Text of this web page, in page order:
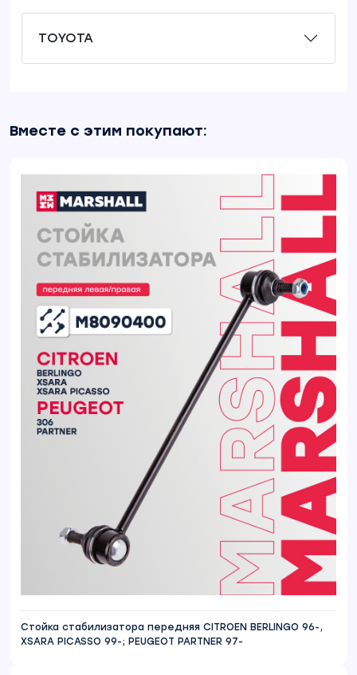
TOYOTA
Вместе с этим покупают:
Стойка стабилизатора передняя CITROEN BERLINGO 96-,
XSARA PICASSO 99-; PEUGEOT PARTNER 97-